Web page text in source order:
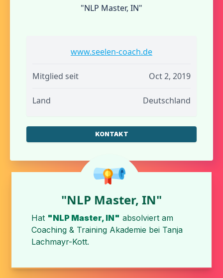
"NLP Master, IN"
www.seelen-coach.de
Mitglied seit Oct 2, 2019
Land Deutschland
KONTAKT
"NLP Master, IN"
Hat "NLP Master, IN" absolviert am
Coaching & Training Akademie bei Tanja
Lachmayr-Kott.